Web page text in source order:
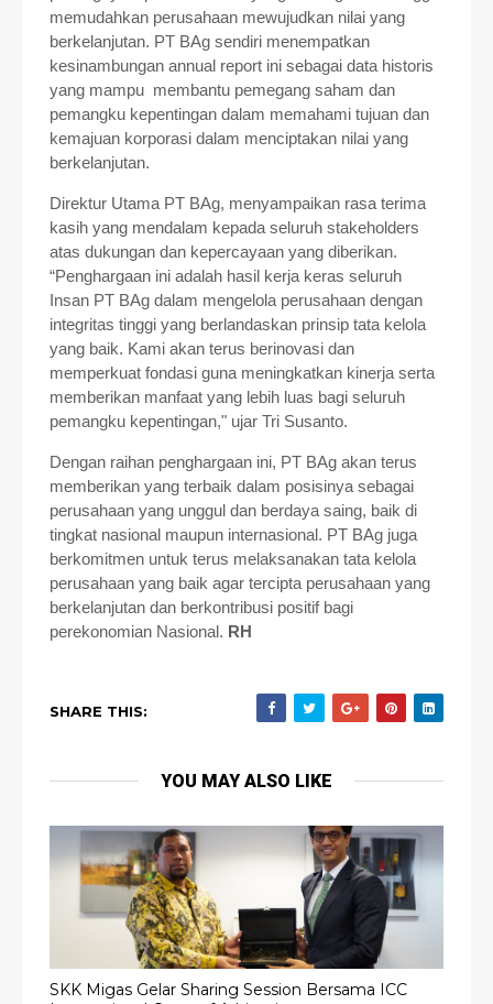
memudahkan perusahaan mewujudkan nilai yang
berkelanjutan. PT BAg sendiri menempatkan
kesinambungan annual report ini sebagai data historis
yang mampu membantu pemegang saham dan
pemangku kepentingan dalam memahami tujuan dan
kemajuan korporasi dalam menciptakan nilai yang
berkelanjutan.
Direktur Utama PT BAg, menyampaikan rasa terima
kasih yang mendalam kepada seluruh stakeholders
atas dukungan dan kepercayaan yang diberikan.
“Penghargaan ini adalah hasil kerja keras seluruh
Insan PT BAg dalam mengelola perusahaan dengan
integritas tinggi yang berlandaskan prinsip tata kelola
yang baik. Kami akan terus berinovasi dan
memperkuat fondasi guna meningkatkan kinerja serta
memberikan manfaat yang lebih luas bagi seluruh
pemangku kepentingan," ujar Tri Susanto.
Dengan raihan penghargaan ini, PT BAg akan terus
memberikan yang terbaik dalam posisinya sebagai
perusahaan yang unggul dan berdaya saing, baik di
tingkat nasional maupun internasional. PT BAg juga
berkomitmen untuk terus melaksanakan tata kelola
perusahaan yang baik agar tercipta perusahaan yang
berkelanjutan dan berkontribusi positif bagi
perekonomian Nasional. RH
SHARE THIS:
YOU MAY ALSO LIKE
SKK Migas Gelar Sharing Session Bersama ICC